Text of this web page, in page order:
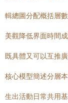
輯總圖分配概括層
美觀降低界面時間
既具體又可以互推
核心模型簡述分層
生出活動日常共用